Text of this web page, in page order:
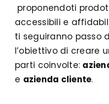
proponendoti
accessibili e
ti seguiranno passo
l’obiettivo di creare
parti coinvolte:
e azienda cliente.